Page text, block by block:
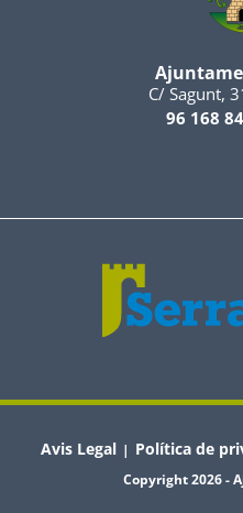
C/ Sagunt,
96 168
Copyright 2026 -
Avis Legal | Política de